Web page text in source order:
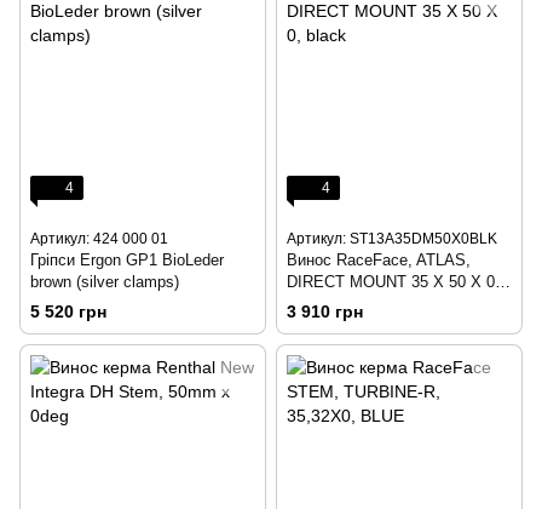
4
Артикул: 424 000 01
Гріпси Ergon GP1 BioLeder
brown (silver clamps)
5 520 грн
4
Артикул: ST13A35DM50X0BLK
Винос RaceFace, ATLAS,
DIRECT MOUNT 35 X 50 X 0,
black
3 910 грн